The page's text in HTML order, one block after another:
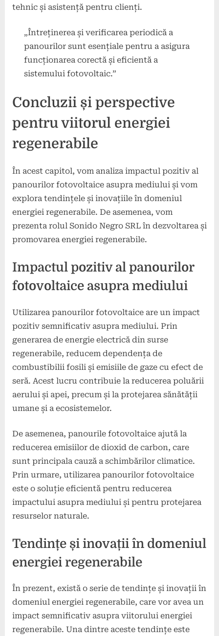
tehnic și asistență pentru clienți.
„Întreținerea și verificarea periodică a
panourilor sunt esențiale pentru a asigura
funcționarea corectă și eficientă a
sistemului fotovoltaic.”
Concluzii și perspective
pentru viitorul energiei
regenerabile
În acest capitol, vom analiza impactul pozitiv al
panourilor fotovoltaice asupra mediului și vom
explora tendințele și inovațiile în domeniul
energiei regenerabile. De asemenea, vom
prezenta rolul Sonido Negro SRL în dezvoltarea și
promovarea energiei regenerabile.
Impactul pozitiv al panourilor
fotovoltaice asupra mediului
Utilizarea panourilor fotovoltaice are un impact
pozitiv semnificativ asupra mediului. Prin
generarea de energie electrică din surse
regenerabile, reducem dependența de
combustibilii fosili și emisiile de gaze cu efect de
seră. Acest lucru contribuie la reducerea poluării
aerului și apei, precum și la protejarea sănătății
umane și a ecosistemelor.
De asemenea, panourile fotovoltaice ajută la
reducerea emisiilor de dioxid de carbon, care
sunt principala cauză a schimbărilor climatice.
Prin urmare, utilizarea panourilor fotovoltaice
este o soluție eficientă pentru reducerea
impactului asupra mediului și pentru protejarea
resurselor naturale.
Tendințe și inovații în domeniul
energiei regenerabile
În prezent, există o serie de tendințe și inovații în
domeniul energiei regenerabile, care vor avea un
impact semnificativ asupra viitorului energiei
regenerabile. Una dintre aceste tendințe este